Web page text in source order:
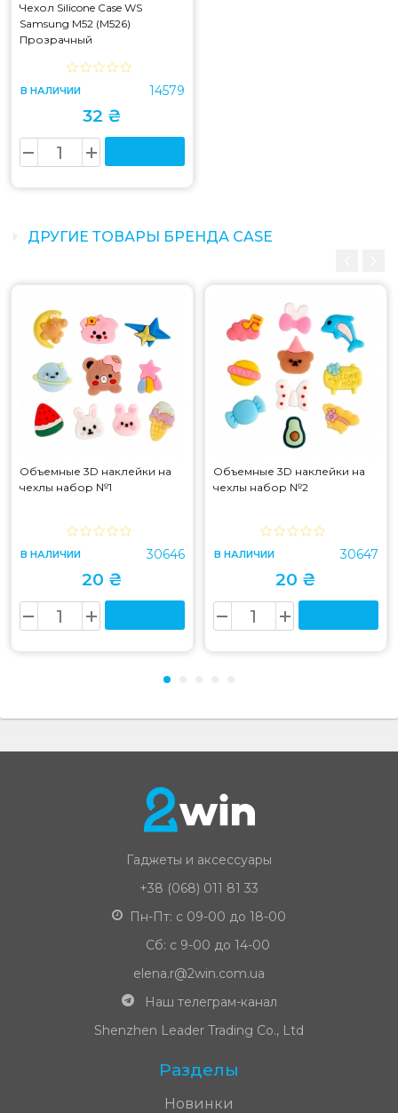
Чехол Silicone Case WS
Samsung M52 (M526)
Прозрачный
В НАЛИЧИИ 14579
32 ₴
ДРУГИЕ ТОВАРЫ БРЕНДА CASE
Объемные 3D наклейки на
чехлы набор №1
В НАЛИЧИИ 30646
20 ₴
Объемные 3D наклейки на
чехлы набор №2
В НАЛИЧИИ 30647
20 ₴
Гаджеты и аксессуары
+38 (068) 011 81 33
Пн-Пт: с 09-00 до 18-00
Сб: с 9-00 до 14-00
elena.r@2win.com.ua
Наш телеграм-канал
Shenzhen Leader Trading Co., Ltd
Разделы
Новинки